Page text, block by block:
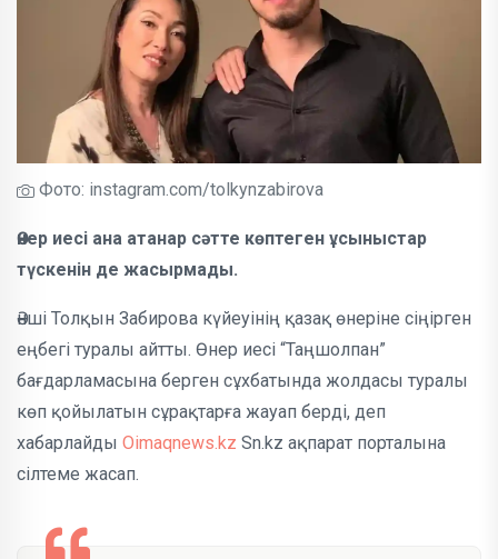
Фото: instagram.com/tolkynzabirova
Өнер иесі ана атанар сәтте көптеген ұсыныстар
түскенін де жасырмады.
Әнші Толқын Забирова күйеуінің қазақ өнеріне сіңірген
еңбегі туралы айтты. Өнер иесі “Таңшолпан”
бағдарламасына берген сұхбатында жолдасы туралы
көп қойылатын сұрақтарға жауап берді, деп
хабарлайды Oimaqnews.kz Sn.kz ақпарат порталына
сілтеме жасап.